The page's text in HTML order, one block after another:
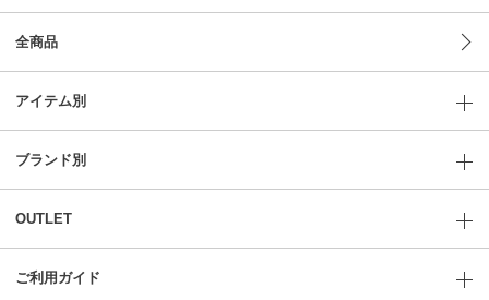
全商品
アイテム別
ブランド別
OUTLET
ご利用ガイド